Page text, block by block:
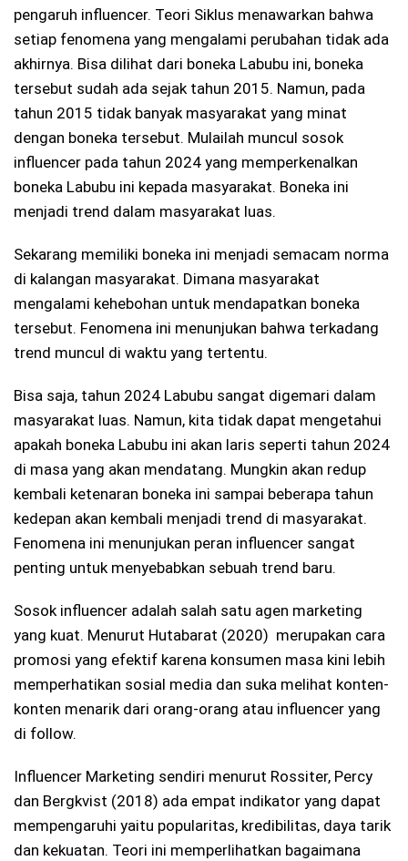
pengaruh influencer. Teori Siklus menawarkan bahwa
setiap fenomena yang mengalami perubahan tidak ada
akhirnya. Bisa dilihat dari boneka Labubu ini, boneka
tersebut sudah ada sejak tahun 2015. Namun, pada
tahun 2015 tidak banyak masyarakat yang minat
dengan boneka tersebut. Mulailah muncul sosok
influencer pada tahun 2024 yang memperkenalkan
boneka Labubu ini kepada masyarakat. Boneka ini
menjadi trend dalam masyarakat luas.
Sekarang memiliki boneka ini menjadi semacam norma
di kalangan masyarakat. Dimana masyarakat
mengalami kehebohan untuk mendapatkan boneka
tersebut. Fenomena ini menunjukan bahwa terkadang
trend muncul di waktu yang tertentu.
Bisa saja, tahun 2024 Labubu sangat digemari dalam
masyarakat luas. Namun, kita tidak dapat mengetahui
apakah boneka Labubu ini akan laris seperti tahun 2024
di masa yang akan mendatang. Mungkin akan redup
kembali ketenaran boneka ini sampai beberapa tahun
kedepan akan kembali menjadi trend di masyarakat.
Fenomena ini menunjukan peran influencer sangat
penting untuk menyebabkan sebuah trend baru.
Sosok influencer adalah salah satu agen marketing
yang kuat. Menurut Hutabarat (2020) merupakan cara
promosi yang efektif karena konsumen masa kini lebih
memperhatikan sosial media dan suka melihat konten-
konten menarik dari orang-orang atau influencer yang
di follow.
Influencer Marketing sendiri menurut Rossiter, Percy
dan Bergkvist (2018) ada empat indikator yang dapat
mempengaruhi yaitu popularitas, kredibilitas, daya tarik
dan kekuatan. Teori ini memperlihatkan bagaimana